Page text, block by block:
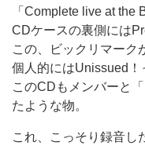
「Complete live at the
CDケースの裏側には
この、ビックリマーク
個人的にはUnissued！
このCDもメンバーと
たような物。
これ、こっそり録音し